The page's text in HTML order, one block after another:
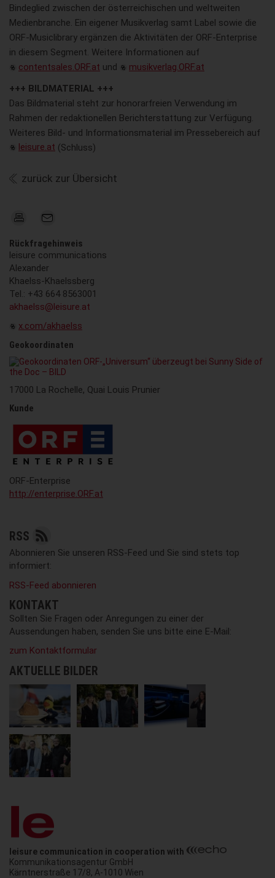
Bindeglied zwischen der österreichischen und weltweiten
Medienbranche. Ein eigener Musikverlag samt Label sowie die
ORF-Musiclibrary ergänzen die Aktivitäten der ORF-Enterprise
in diesem Segment. Weitere Informationen auf
contentsales.ORF.at und
musikverlag.ORF.at
+++ BILDMATERIAL +++
Das Bildmaterial steht zur honorarfreien Verwendung im
Rahmen der redaktionellen Berichterstattung zur Verfügung.
Weiteres Bild- und Informationsmaterial im Pressebereich auf
leisure.at (Schluss)
zurück zur Übersicht
Rückfragehinweis
leisure communications
Alexander
Khaelss-Khaelssberg
Tel.: +43 664 8563001
akhaelss@leisure.at
x.com/akhaelss
Geokoordinaten
17000 La Rochelle, Quai Louis Prunier
Kunde
ORF-Enterprise
http://enterprise.ORF.at
RSS
Abonnieren Sie unseren RSS-Feed und Sie sind stets top
informiert:
RSS-Feed abonnieren
KONTAKT
Sollten Sie Fragen oder Anregungen zu einer der
Aussendungen haben, senden Sie uns bitte eine E-Mail:
zum Kontaktformular
AKTUELLE BILDER
leisure communication in cooperation with
Kommunikationsagentur GmbH
Kärntnerstraße 17/8, A-1010 Wien